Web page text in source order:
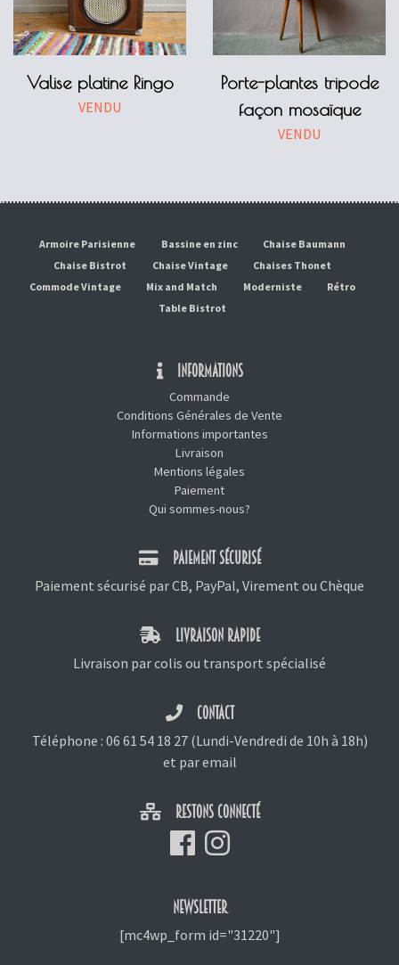
Valise platine Ringo
VENDU
Porte-plantes tripode
façon mosaïque
VENDU
Armoire Parisienne Bassine en zinc
Chaise Baumann
Chaise Bistrot
Chaise Vintage
Chaises Thonet
Commode Vintage
Mix and Match Moderniste
Rétro
Table Bistrot
INFORMATIONS
Commande
Conditions Générales de Vente
Informations importantes
Livraison
Mentions légales
Paiement
Qui sommes-nous?
PAIEMENT SÉCURISÉ
Paiement sécurisé par CB, PayPal, Virement ou Chèque
LIVRAISON RAPIDE
Livraison par colis ou transport spécialisé
CONTACT
Téléphone : 06 61 54 18 27(Lundi-Vendredi de 10h à 18h)
et par email
RESTONS CONNECTÉ
NEWSLETTER
[mc4wp_form id="31220"]